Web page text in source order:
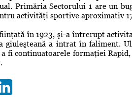
Primăria Sectorului 1 are un
activităţi sportive aproximativ
în 1923, şi-a întrerupt
giuleşteană a intrat în faliment.
a fi continuatoarele formaţiei